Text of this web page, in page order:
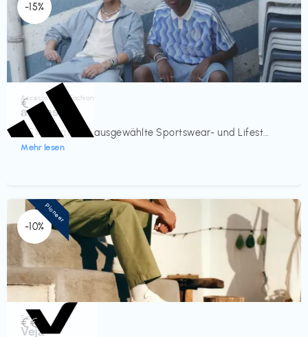
-15%
Accessoires & Fashion
adidas
-15% Rabatt auf ausgewählte Sportswear- und Lifest...
Mehr lesen
€‎
-10%
Schuhe
Veja
€€‎
Pioneer